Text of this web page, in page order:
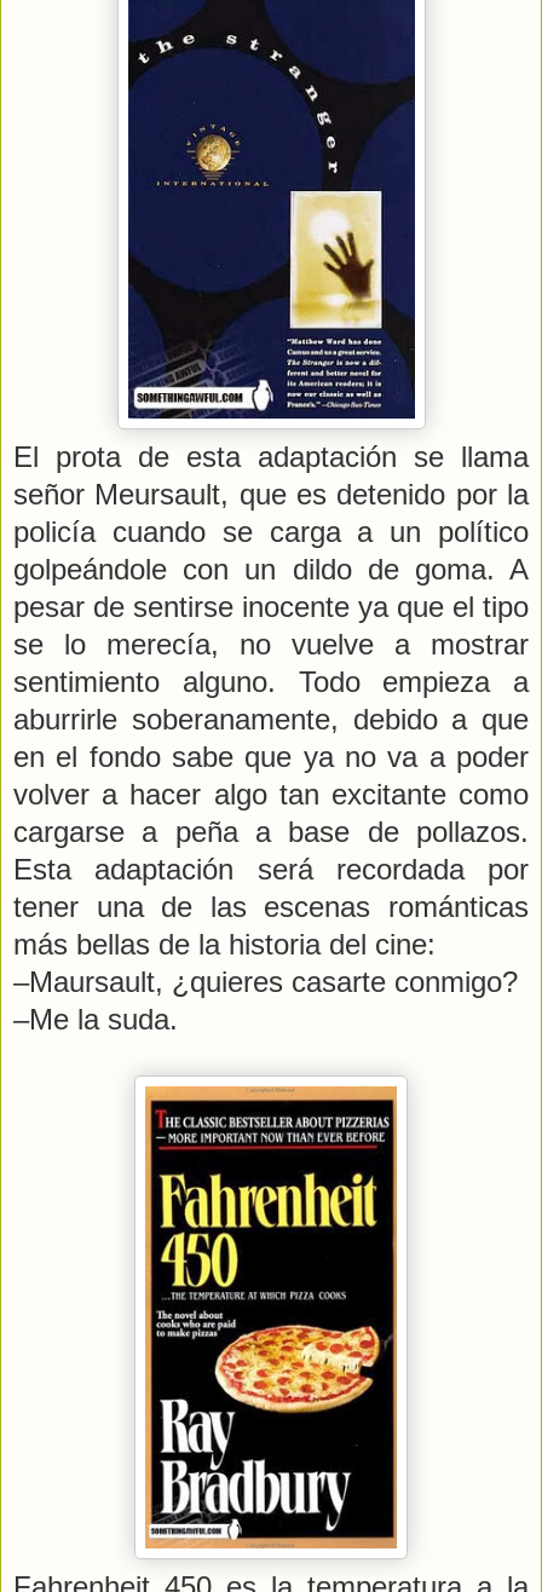
El prota de esta adaptación se llama
señor Meursault, que es detenido por la
policía cuando se carga a un político
golpeándole con un dildo de goma. A
pesar de sentirse inocente ya que el tipo
se lo merecía, no vuelve a mostrar
sentimiento alguno. Todo empieza a
aburrirle soberanamente, debido a que
en el fondo sabe que ya no va a poder
volver a hacer algo tan excitante como
cargarse a peña a base de pollazos.
Esta adaptación será recordada por
tener una de las escenas románticas
más bellas de la historia del cine:
–Maursault, ¿quieres casarte conmigo?
–Me la suda.